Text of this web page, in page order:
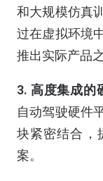
和大规模仿真
过在虚拟环境
推出实际产品
3. 高度集成的
自动驾驶硬件
块紧密结合，
案。